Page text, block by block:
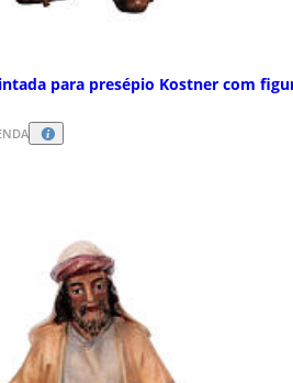
para presépio Kostner com